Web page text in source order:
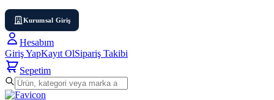
Kurumsal Giriş
Hesabım
Giriş YapKayıt OlSipariş Takibi
Sepetim